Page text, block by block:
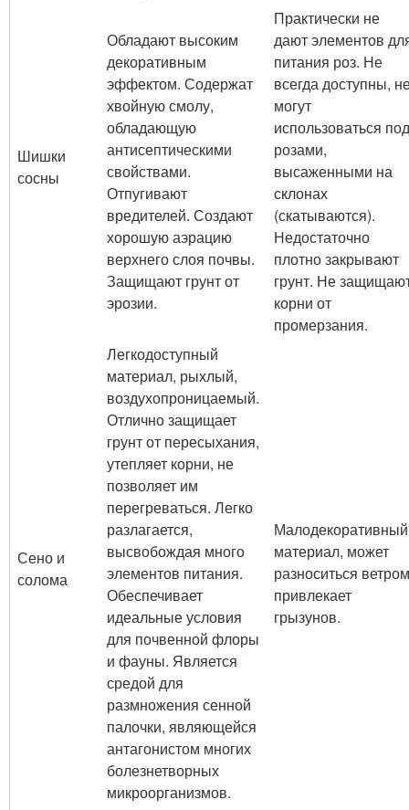
Шишки
сосны
Обладают высоким
декоративным
эффектом. Содержат
хвойную смолу,
обладающую
антисептическими
свойствами.
Отпугивают
вредителей. Создают
хорошую аэрацию
верхнего слоя почвы.
Защищают грунт от
эрозии.
Практически не
дают элементов
питания роз. Не
всегда доступны,
могут
использоваться под
розами,
высаженными на
склонах
(скатываются).
Недостаточно
плотно закрывают
грунт. Не
корни от
промерзания.
Сено и
солома
Легкодоступный
материал, рыхлый,
воздухопроницаемый.
Отлично защищает
грунт от пересыхания,
утепляет корни, не
позволяет им
перегреваться. Легко
разлагается,
высвобождая много
элементов питания.
Обеспечивает
идеальные условия
для почвенной флоры
и фауны. Является
средой для
размножения сенной
палочки, являющейся
антагонистом многих
болезнетворных
микроорганизмов.
Малодекоративный
материал, может
разноситься
привлекает
грызунов.